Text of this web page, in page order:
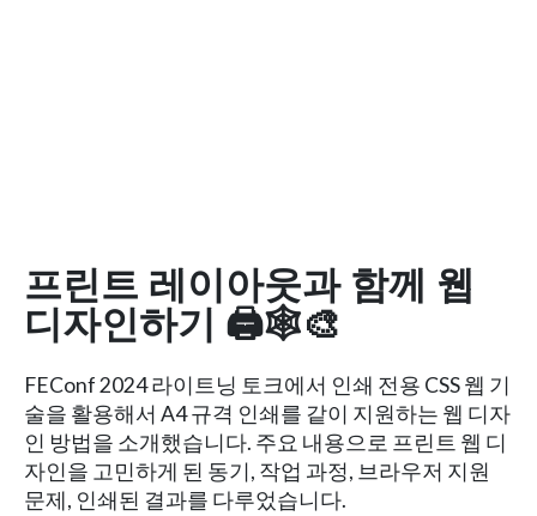
프린트 레이아웃과 함께 웹
디자인하기 🖨️🕸️🎨
FEConf 2024 라이트닝 토크에서 인쇄 전용 CSS 웹 기
술을 활용해서 A4 규격 인쇄를 같이 지원하는 웹 디자
인 방법을 소개했습니다. 주요 내용으로 프린트 웹 디
자인을 고민하게 된 동기, 작업 과정, 브라우저 지원
문제, 인쇄된 결과를 다루었습니다.